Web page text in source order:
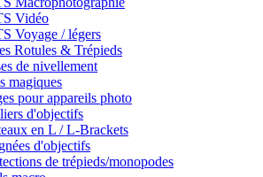
Vidéo
Voyage / légers
Rotules & Trépieds
de nivellement
magiques
pour appareils photo
d'objectifs
en L / L-Brackets
d'objectifs
de trépieds/monopodes